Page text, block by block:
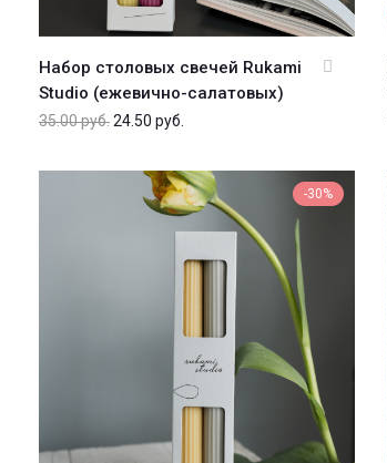
Набор столовых свечей Rukami
Studio (ежевично-салатовых)
35.00руб.24.50 руб.
-30%